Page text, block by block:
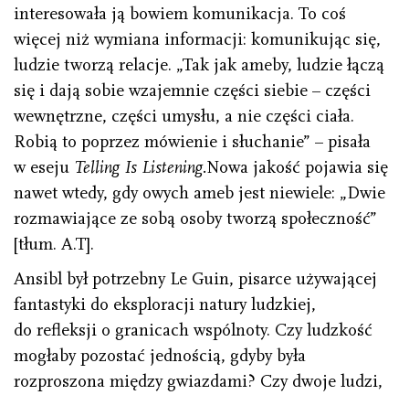
interesowała ją bowiem komunikacja. To coś
więcej niż wymiana informacji: komunikując się,
ludzie tworzą relacje. „Tak jak ameby, ludzie łączą
się i dają sobie wzajemnie części siebie – części
wewnętrzne, części umysłu, a nie części ciała.
Robią to poprzez mówienie i słuchanie” – pisała
w eseju Telling Is Listening.Nowa jakość pojawia się
nawet wtedy, gdy owych ameb jest niewiele: „Dwie
rozmawiające ze sobą osoby tworzą społeczność”
[tłum. A.T].
Ansibl był potrzebny Le Guin, pisarce używającej
fantastyki do eksploracji natury ludzkiej,
do refleksji o granicach wspólnoty. Czy ludzkość
mogłaby pozostać jednością, gdyby była
rozproszona między gwiazdami? Czy dwoje ludzi,